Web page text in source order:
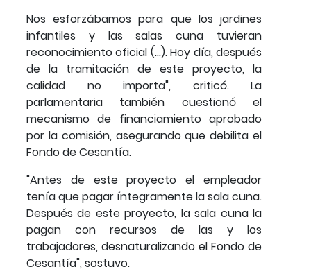
Nos esforzábamos para que los jardines
infantiles y las salas cuna tuvieran
reconocimiento oficial (…). Hoy día, después
de la tramitación de este proyecto, la
calidad no importa", criticó. La
parlamentaria también cuestionó el
mecanismo de financiamiento aprobado
por la comisión, asegurando que debilita el
Fondo de Cesantía.
"Antes de este proyecto el empleador
tenía que pagar íntegramente la sala cuna.
Después de este proyecto, la sala cuna la
pagan con recursos de las y los
trabajadores, desnaturalizando el Fondo de
Cesantía", sostuvo.